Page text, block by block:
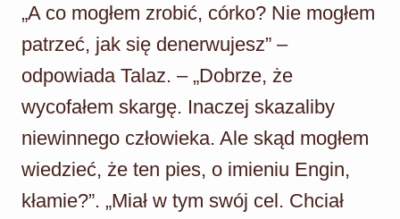
„A co mogłem zrobić, córko? Nie mogłem
patrzeć, jak się denerwujesz” –
odpowiada Talaz. – „Dobrze, że
wycofałem skargę. Inaczej skazaliby
niewinnego człowieka. Ale skąd mogłem
wiedzieć, że ten pies, o imieniu Engin,
kłamie?”. „Miał w tym swój cel. Chciał